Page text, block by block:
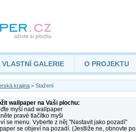
VLASTNÍ GALERIE O PROJEKTU
krajina > Stažení
wallpaper na Vaši plochu:
myší nad wallpaper
pravé tlačítko myši
se menu. Vyberte z něj "Nastavit jako pozadí"
se objeví na pozadí. (Jestliže ne, obnovte